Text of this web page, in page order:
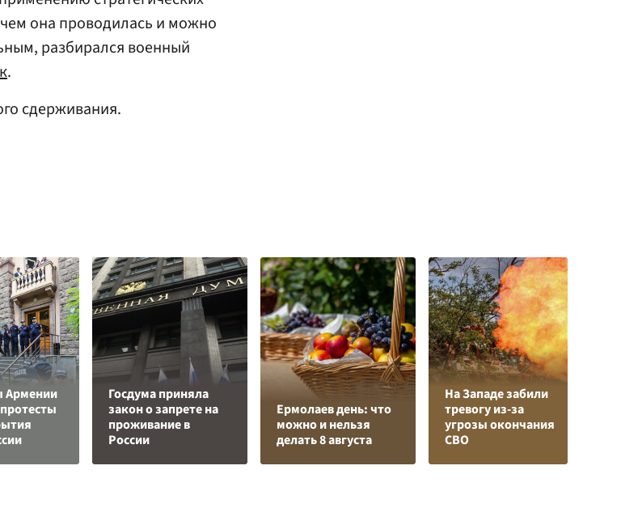
она проводилась и можно
разбирался военный
.
сдерживания.
Армении
Госдума приняла
закон о запрете на
проживание в
России
Ермолаев день: что
можно и нельзя
делать 8 августа
На Западе забили
тревогу из-за
угрозы окончания
СВО